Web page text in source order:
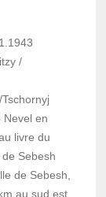
/
Nevel en
livre du
Sebesh
de Sebesh,
au sud est